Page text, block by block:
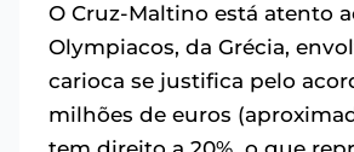
O Cruz-Maltino está atento
Olympiacos, da Grécia,
carioca se justifica pelo
milhões de euros